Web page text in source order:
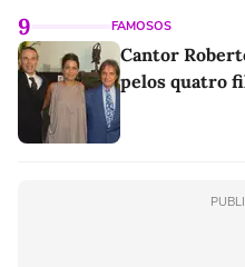
9 FAMOSOS
Cantor
pelos quatro